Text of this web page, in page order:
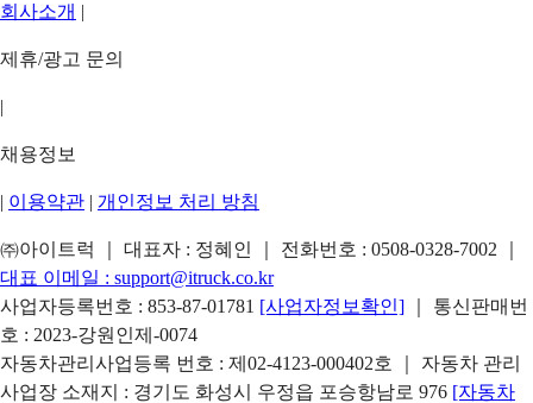
회사소개 |
제휴/광고 문의
|
채용정보
| 이용약관 | 개인정보 처리 방침
㈜아이트럭 ｜ 대표자 : 정혜인 ｜ 전화번호 : 0508-0328-7002
대표 이메일 : support@itruck.co.kr
사업자등록번호 : 853-87-01781 [사업자정보확인]
｜ 통신판매번
호 : 2023-강원인제-0074
자동차관리사업등록 번호 : 제02-4123-000402호 ｜ 자동차 관리
사업장 소재지 : 경기도 화성시 우정읍 포승항남로 976 [자동차